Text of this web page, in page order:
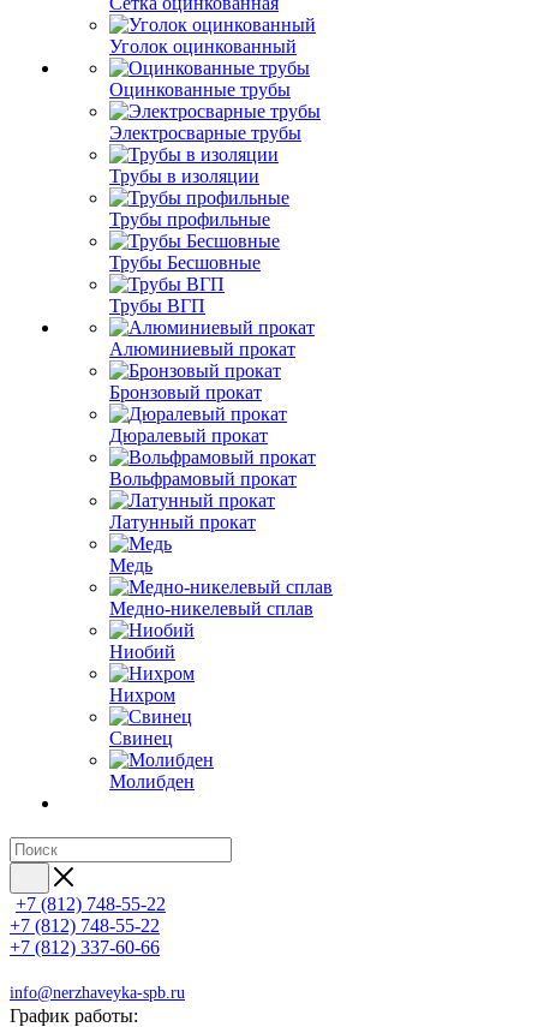
Уголок оцинкованный
Оцинкованные трубы
Электросварные трубы
Трубы в изоляции
Трубы профильные
Трубы Бесшовные
Трубы ВГП
Алюминиевый прокат
Бронзовый прокат
Дюралевый прокат
Вольфрамовый прокат
Латунный прокат
Медь
Медно-никелевый сплав
Ниобий
Нихром
Свинец
Молибден
+7 (812) 748-55-22
+7 (812) 748-55-22
+7 (812) 337-60-66
info@nerzhaveyka-spb.ru
График работы: